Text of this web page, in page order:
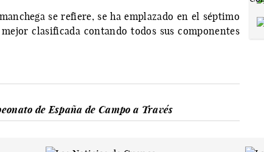
se refiere, se ha emplazado en el séptimo
clasificada contando todos sus componentes
de España de Campo a Través